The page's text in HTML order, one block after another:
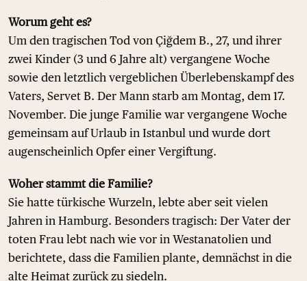
Worum geht es?
Um den tragischen Tod von Çiğdem B., 27, und ihrer
zwei Kinder (3 und 6 Jahre alt) vergangene Woche
sowie den letztlich vergeblichen Überlebenskampf des
Vaters, Servet B. Der Mann starb am Montag, dem 17.
November. Die junge Familie war vergangene Woche
gemeinsam auf Urlaub in Istanbul und wurde dort
augenscheinlich Opfer einer Vergiftung.
Woher stammt die Familie?
Sie hatte türkische Wurzeln, lebte aber seit vielen
Jahren in Hamburg. Besonders tragisch: Der Vater der
toten Frau lebt nach wie vor in Westanatolien und
berichtete, dass die Familien plante, demnächst in die
alte Heimat zurück zu siedeln.